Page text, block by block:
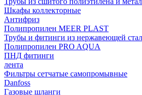
Шкафы коллекторные
Антифриз
Полипропилен MEER PLAST
Трубы и фитинги из нержавеющей
Полипропилен PRO AQUA
ПНД фитинги
лента
Фильтры сетчатые самопромывные
Danfoss
Газовые шланги